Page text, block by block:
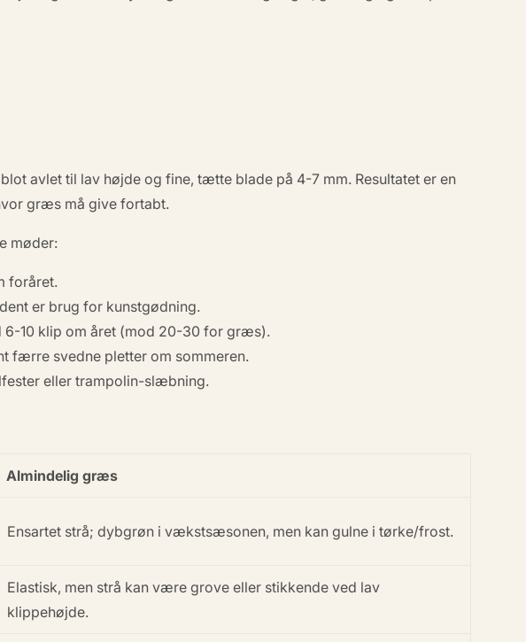
avlet til lav højde og fine, tætte blade på 4-7 mm. Resultatet er en
græs må give fortabt.
møder:
foråret.
er brug for kunstgødning.
6-10 klip om året (mod 20-30 for græs).
færre svedne pletter om sommeren.
eller trampolin-slæbning.
Almindelig græs
Ensartet strå; dybgrøn i vækstsæsonen, men kan gulne i tørke/frost.
Elastisk, men strå kan være grove eller stikkende ved lav
klippehøjde.